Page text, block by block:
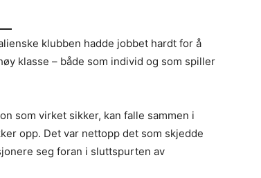
klubben hadde jobbet hardt for å
klasse – både som individ og som spiller
som virket sikker, kan falle sammen i
opp. Det var nettopp det som skjedde
seg foran i sluttspurten av